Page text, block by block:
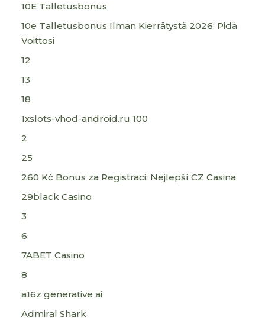
10E Talletusbonus
10e Talletusbonus Ilman Kierrätystä 2026: Pidä
Voittosi
12
13
18
1xslots-vhod-android.ru 100
2
25
260 Kč Bonus za Registraci: Nejlepší CZ Casina
29black Casino
3
6
7ABET Casino
8
a16z generative ai
Admiral Shark